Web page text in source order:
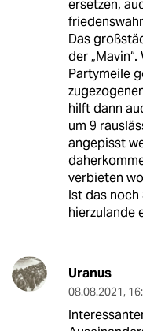
ersetzen,
Das
der
Partymeile
hilft dann
um 9
angepisst
verbieten
Ist das
hierzulande
Uranus
08.08.2021,